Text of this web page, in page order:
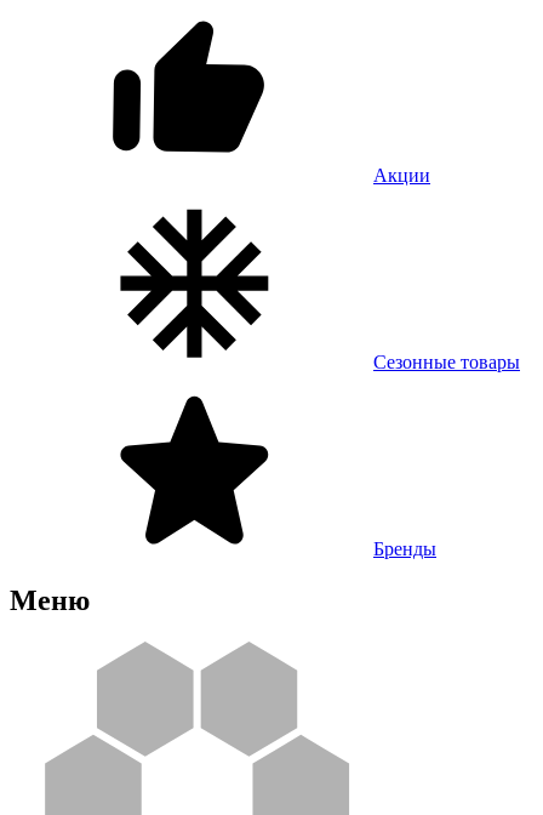
Акции
Сезонные товары
Бренды
Меню